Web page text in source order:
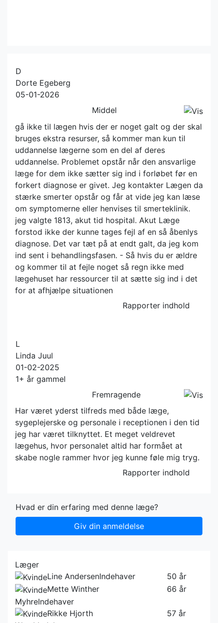
D
Dorte Egeberg
05-01-2026
Middel
gå ikke til lægen hvis der er noget galt og der skal
bruges ekstra resurser, så kommer man kun til
uddannelse lægerne som en del af deres
uddannelse. Problemet opstår når den ansvarlige
læge for dem ikke sætter sig ind i forløbet før en
forkert diagnose er givet. Jeg kontakter Lægen da
stærke smerter opstår og får at vide jeg kan læse
om symptomerne eller henvises til smerteklinik.
jeg valgte 1813, akut tid hospital. Akut Læge
forstod ikke der kunne tages fejl af en så åbenlys
diagnose. Det var tæt på at endt galt, da jeg kom
ind sent i behandlingsfasen. - Så hvis du er ældre
og kommer til at fejle noget så regn ikke med
lægehuset har ressourcer til at sætte sig ind i det
for at afhjælpe situationen
Rapporter indhold
L
Linda Juul
01-02-2025
1+ år gammel
Fremragende
Har været yderst tilfreds med både læge,
sygeplejerske og personale i receptionen i den tid
jeg har været tilknyttet. Et meget veldrevet
lægehus, hvor personalet altid har formået at
skabe nogle rammer hvor jeg kunne føle mig tryg.
Rapporter indhold
Hvad er din erfaring med denne læge?
Giv din anmeldelse
Læger
Line AndersenIndehaver
50 år
Mette Winther
MyhreIndehaver
66 år
Rikke Hjorth
57 år